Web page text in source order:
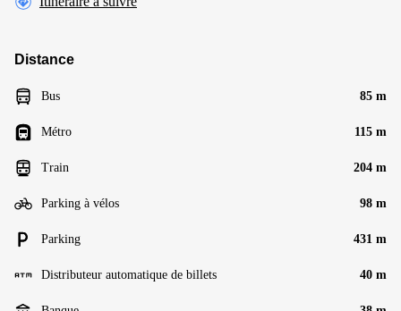
Distance
Bus 85 m
Métro 115 m
Train 204 m
Parking à vélos 98 m
Parking 431 m
Distributeur automatique de billets 40 m